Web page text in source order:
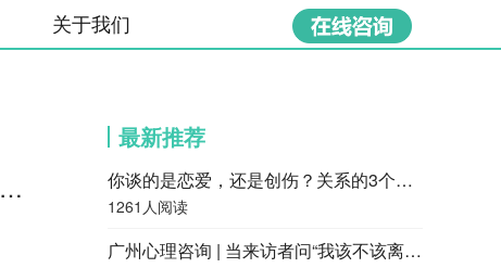
关于我们
长沙心理咨询 | 从普通二本到年薪百万，赚得越多越焦虑，得到越多越怕失去
最新推荐
你谈的是恋爱，还是创伤？关系的3个层次，很多人都停留在第一层
1261人阅读
广州心理咨询 | 当来访者问“我该不该离婚”，咨询师会怎么回答？